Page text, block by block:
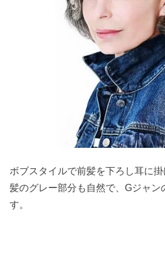
ボブスタイルで前髪を下ろし耳に掛
髪のグレー部分も自然で、Gジャン
す。